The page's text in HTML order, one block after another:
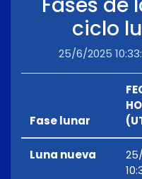
ciclo
25/6/2025
Fase lunar
Luna nueva